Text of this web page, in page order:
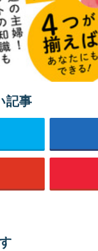
記事